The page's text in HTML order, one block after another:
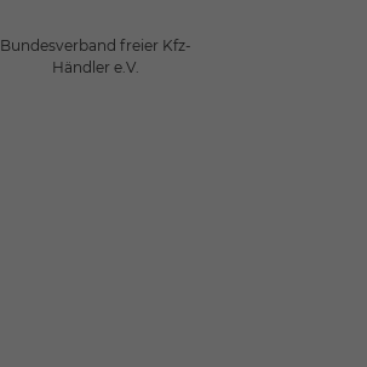
Bundesverband freier Kfz-
Händler e.V.